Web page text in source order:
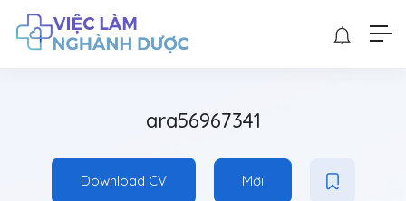
ara56967341
Download CV Mời